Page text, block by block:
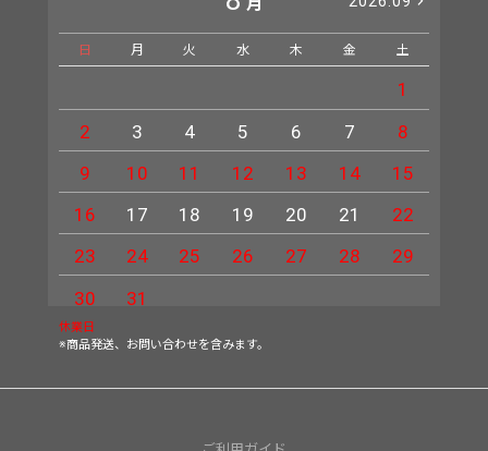
月
日 月 火 水 木 金 土
1
2
3 4 5 6 7
8
9
10 11 12 13 14
15
16
17 18 19 20 21
22
23
24 25 26 27 28
29
30
31
休業日
※商品発送、お問い合わせを含みます。